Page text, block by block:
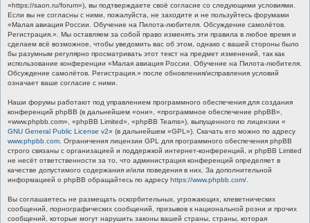
«https://saon.ru/forum»), вы подтверждаете своё согласие со следующими условиями.
Если вы не согласны с ними, пожалуйста, не заходите и не пользуйтесь форумами
«Малая авиация России. Обучение на Пилота-любителя. Обсуждение самолётов.
Регистрация.». Мы оставляем за собой право изменять эти правила в любое время и
сделаем всё возможное, чтобы уведомить вас об этом, однако с вашей стороны было
бы разумным регулярно просматривать этот текст на предмет изменений, так как
использование конференции «Малая авиация России. Обучение на Пилота-любителя.
Обсуждение самолётов. Регистрация.» после обновления/исправления условий
означает ваше согласие с ними.
Наши форумы работают под управлением программного обеспечения для создания
конференций phpBB (в дальнейшем «они», «программное обеспечение phpBB»,
«www.phpbb.com», «phpBB Limited», «phpBB Teams»), выпущенного по лицензии «
GNU General Public License v2» (в дальнейшем «GPL»). Скачать его можно по адресу
www.phpbb.com . Ограничения лицензии GPL для программного обеспечения phpBB
строго связаны с организацией и поддержкой интернет-конференций, и phpBB Limited
не несёт ответственности за то, что администрация конференций определяет в
качестве допустимого содержания и/или поведения в них. За дополнительной
информацией о phpBB обращайтесь по адресу https://www.phpbb.com/
Вы соглашаетесь не размещать оскорбительных, угрожающих, клеветнических
сообщений, порнографических сообщений, призывов к национальной розни и прочих
сообщений, которые могут нарушить законы вашей страны, страны, которая